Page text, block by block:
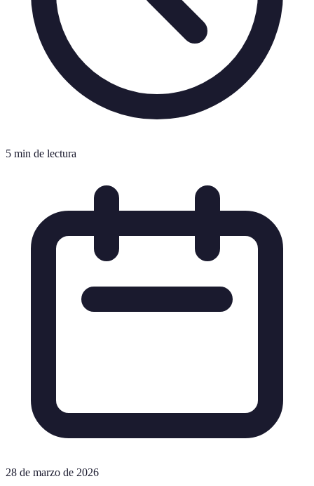
5 min de lectura
28 de marzo de 2026